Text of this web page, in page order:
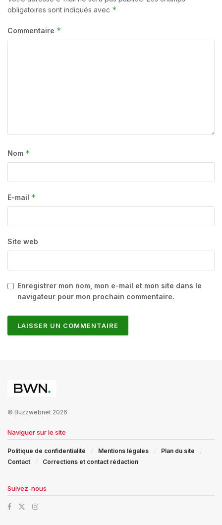
obligatoires sont indiqués avec *
Commentaire *
Nom *
E-mail *
Site web
Enregistrer mon nom, mon e-mail et mon site dans le
navigateur pour mon prochain commentaire.
© Buzzwebnet 2026
Naviguer sur le site
Politique de confidentialité Mentions légales
Plan du site
Contact
Corrections et contact rédaction
Suivez-nous